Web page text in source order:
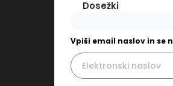
Dosežki
Vpiši email naslov in se